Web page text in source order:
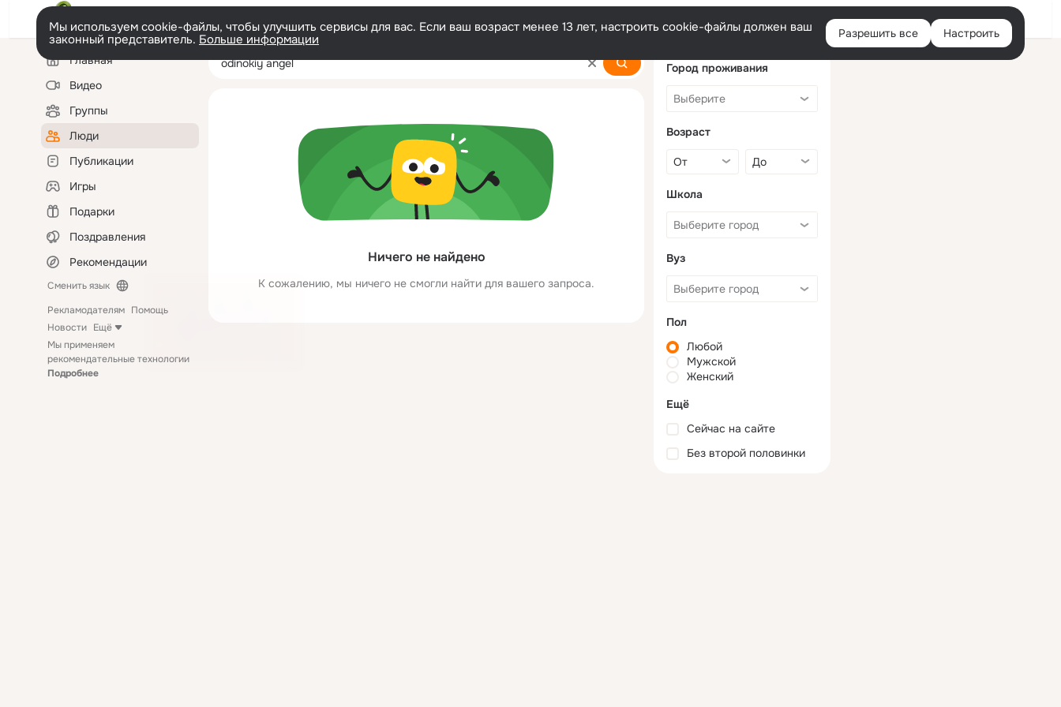
Войти
Мы используем cookie-файлы, чтобы улучшить сервисы для вас. Если ваш возраст менее 13 лет, настроить cookie-файлы должен ваш
законный представитель. Больше информации Разрешить все Настроить
Левая
колонкаГлавная
Видео
Группы
Люди
Публикации
Игры
Подарки
Поздравления
Рекомендации
Сменить язык
Рекламодателям Помощь
Новости Ещё
Мы применяем
рекомендательные технологии
Подробнее
odinokiy angel
Ничего не найдено
К сожалению, мы ничего не смогли найти для вашего запроса.
Город проживания
Возраст
Школа
Вуз
Пол
Любой
Мужской
Женский
Ещё
Сейчас на сайте
Без второй половинки